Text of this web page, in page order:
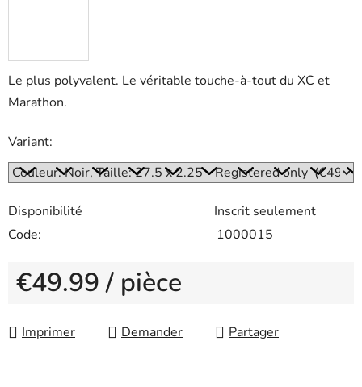
Le plus polyvalent. Le véritable touche-à-tout du XC et
Marathon.
Variant:
Disponibilité
Inscrit seulement
Code:
1000015
€49.99/ pièce
Imprimer
Demander Partager